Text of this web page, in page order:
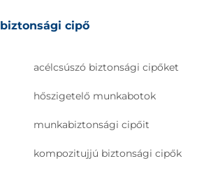
biztonsági cipő
acélcsúszó biztonsági cipőket
hőszigetelő munkabotok
munkabiztonsági cipőit
kompozitujjú biztonsági cipők